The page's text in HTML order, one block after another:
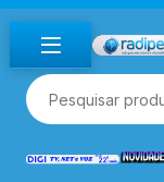
Skip to navigation
Skip to content
Pesquisar por: